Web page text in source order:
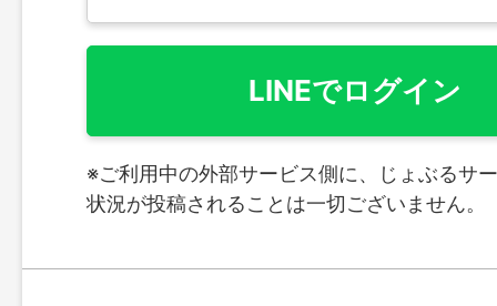
LINEでログイン
※ご利用中の外部サービス側に、じょぶるサ
状況が投稿されることは一切ございません。